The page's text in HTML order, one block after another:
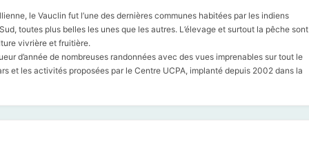
le Vauclin fut l’une des dernières communes habitées par les indiens
toutes plus belles les unes que les autres. L’élevage et surtout la pêche sont
vivrière et fruitière.
d’année de nombreuses randonnées avec des vues imprenables sur tout le
et les activités proposées par le Centre UCPA, implanté depuis 2002 dans la